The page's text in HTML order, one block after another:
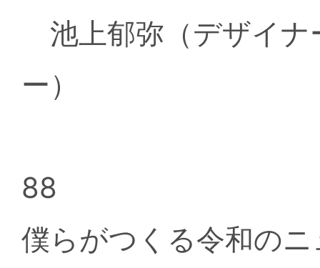
池上郁弥（デザイナ
ー）
88
僕らがつくる令和の